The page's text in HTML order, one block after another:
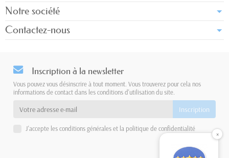
Notre société
Contactez-nous
Inscription à la newsletter
Vous pouvez vous désinscrire à tout moment. Vous trouverez pour cela nos
informations de contact dans les conditions d'utilisation du site.
J'accepte les conditions générales et la politique de confidentialité
×